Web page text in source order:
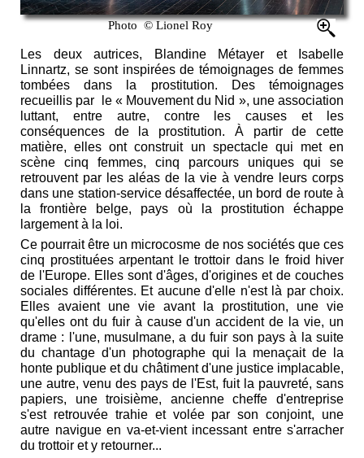
Photo © Lionel Roy
Les deux autrices, Blandine Métayer et Isabelle
Linnartz, se sont inspirées de témoignages de femmes
tombées dans la prostitution. Des témoignages
recueillis par le « Mouvement du Nid », une association
luttant, entre autre, contre les causes et les
conséquences de la prostitution. À partir de cette
matière, elles ont construit un spectacle qui met en
scène cinq femmes, cinq parcours uniques qui se
retrouvent par les aléas de la vie à vendre leurs corps
dans une station-service désaffectée, un bord de route à
la frontière belge, pays où la prostitution échappe
largement à la loi.
Ce pourrait être un microcosme de nos sociétés que ces
cinq prostituées arpentant le trottoir dans le froid hiver
de l'Europe. Elles sont d'âges, d'origines et de couches
sociales différentes. Et aucune d'elle n'est là par choix.
Elles avaient une vie avant la prostitution, une vie
qu'elles ont du fuir à cause d'un accident de la vie, un
drame : l'une, musulmane, a du fuir son pays à la suite
du chantage d'un photographe qui la menaçait de la
honte publique et du châtiment d'une justice implacable,
une autre, venu des pays de l'Est, fuit la pauvreté, sans
papiers, une troisième, ancienne cheffe d'entreprise
s'est retrouvée trahie et volée par son conjoint, une
autre navigue en va-et-vient incessant entre s'arracher
du trottoir et y retourner...